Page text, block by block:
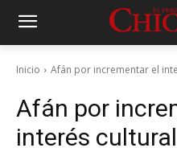
Inicio Afán por incrementar el
Afán por
interés